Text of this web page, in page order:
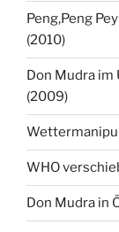
Peng,Peng
(2010)
Don Mudra im
(2009)
WHO
Don Mudra in